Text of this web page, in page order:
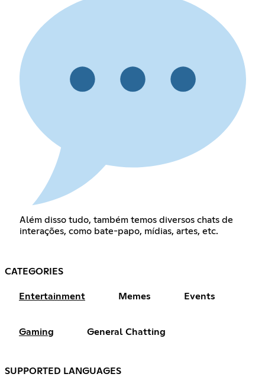
Além disso tudo, também temos diversos chats de
interações, como bate-papo, mídias, artes, etc.
CATEGORIES
Entertainment Memes Events
Gaming General Chatting
SUPPORTED LANGUAGES